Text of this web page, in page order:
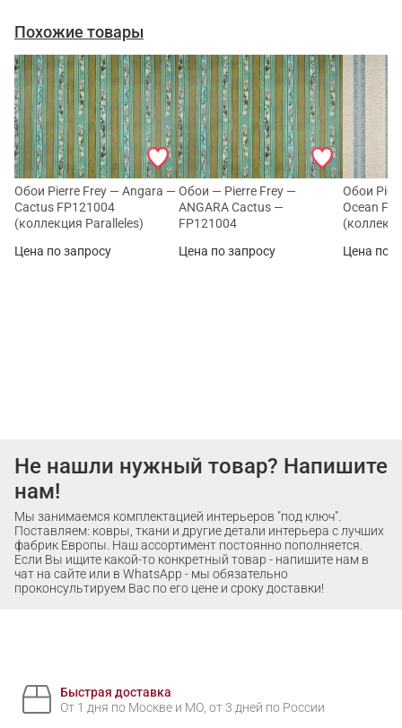
Похожие товары
Обои Pierre Frey — Angara —
Cactus FP121004
(коллекция Paralleles)
Цена по запросу
Обои — Pierre Frey —
ANGARA Cactus —
FP121004
Цена по запросу
Обои
Ocean
Цена по
Не нашли нужный товар? Напишите
нам!
Мы занимаемся комплектацией интерьеров "под ключ".
Поставляем: ковры, ткани и другие детали интерьера с лучших
фабрик Европы. Наш ассортимент постоянно пополняется.
Если Вы ищите какой-то конкретный товар - напишите нам в
чат на сайте или в WhatsApp - мы обязательно
проконсультируем Вас по его цене и сроку доставки!
Быстрая доставка
От 1 дня по Москве и МО, от 3 дней по России